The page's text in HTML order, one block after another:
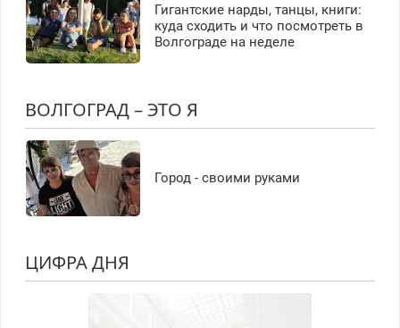
Гигантские нарды, танцы, книги:
куда сходить и что посмотреть в
Волгограде на неделе
ВОЛГОГРАД – ЭТО Я
Город - своими руками
ЦИФРА ДНЯ